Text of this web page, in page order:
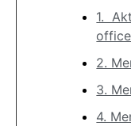
1.
2.
3.
4.